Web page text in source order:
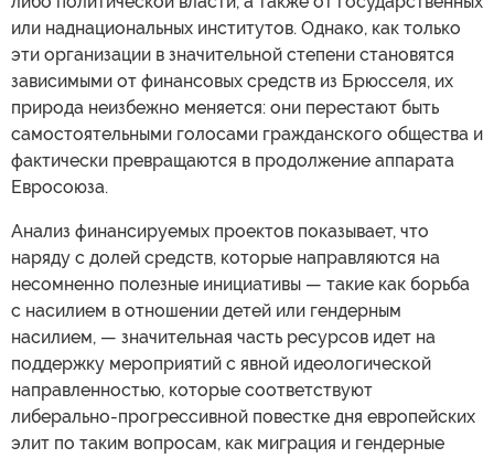
или наднациональных институтов. Однако, как только
эти организации в значительной степени становятся
зависимыми от финансовых средств из Брюсселя, их
природа неизбежно меняется: они перестают быть
самостоятельными голосами гражданского общества и
фактически превращаются в продолжение аппарата
Евросоюза.
Анализ финансируемых проектов показывает, что
наряду с долей средств, которые направляются на
несомненно полезные инициативы — такие как борьба
с насилием в отношении детей или гендерным
насилием, — значительная часть ресурсов идет на
поддержку мероприятий с явной идеологической
направленностью, которые соответствуют
либерально-прогрессивной повестке дня европейских
элит по таким вопросам, как миграция и гендерные